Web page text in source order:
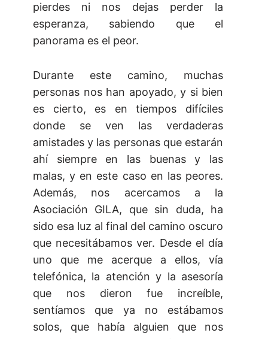
pierdes ni nos dejas perder la
esperanza, sabiendo que el
panorama es el peor.
Durante este camino, muchas
personas nos han apoyado, y si bien
es cierto, es en tiempos difíciles
donde se ven las verdaderas
amistades y las personas que estarán
ahí siempre en las buenas y las
malas, y en este caso en las peores.
Además, nos acercamos a la
Asociación GILA, que sin duda, ha
sido esa luz al final del camino oscuro
que necesitábamos ver. Desde el día
uno que me acerque a ellos, vía
telefónica, la atención y la asesoría
que nos dieron fue increíble,
sentíamos que ya no estábamos
solos, que había alguien que nos